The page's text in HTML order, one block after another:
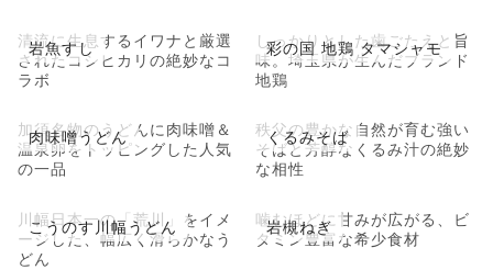
岩魚すし
清流に生息するイワナと厳選
されたコシヒカリの絶妙なコ
ラボ
彩の国 地鶏 タマシャモ
しっかりとした歯ごたえと旨
味。埼玉県が生んだブランド
地鶏
肉味噌うどん
加須名物のうどんに肉味噌＆
温泉卵をトッピングした人気
の一品
くるみそば
秩父の豊かな自然が育む強い
そばと芳醇なくるみ汁の絶妙
な相性
こうのす川幅うどん
川幅日本一の「荒川」をイメ
ージした、幅広く滑らかなう
どん
岩槻ねぎ
噛むほどに甘みが広がる、ビ
タミン豊富な希少食材